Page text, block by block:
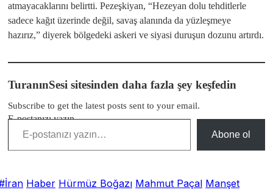
atmayacaklarını belirtti. Pezeşkiyan, “Hezeyan dolu tehditlerle
sadece kağıt üzerinde değil, savaş alanında da yüzleşmeye
hazırız,” diyerek bölgedeki askeri ve siyasi duruşun dozunu artırdı.
TuranınSesi sitesinden daha fazla şey keşfedin
Subscribe to get the latest posts sent to your email.
E-postanızı yazın…
Abone ol
Haber Hürmüz Boğazı Mahmut Paçal Manşet